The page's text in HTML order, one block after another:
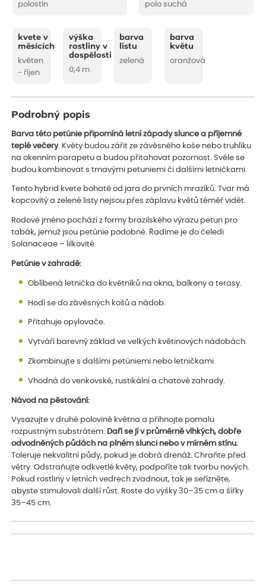
polostín polo suchá
kvete v
měsících
květen
- říjen
výška
rostliny v
dospělosti
0,4 m
barva
listu
zelená
barva
květu
oranžová
Podrobný popis
Barva této petúnie připomíná letní západy slunce a příjemné
teplé večery. Květy budou zářit ze závěsného koše nebo truhlíku
na okenním parapetu a budou přitahovat pozornost. Svěle se
budou kombinovat s tmavými petuniemi či dalšími letničkami.
Tento hybrid kvete bohatě od jara do prvních mrazíků. Tvar má
kopcovitý a zelené listy nejsou přes záplavu květů téměř vidět.
Rodové jméno pochází z formy brazilského výrazu petun pro
tabák, jemuž jsou petúnie podobné. Řadíme je do čeledi
Solanaceae – lilkovité.
Petúnie v zahradě:
Oblíbená letnička do květníků na okna, balkony a terasy.
Hodí se do závěsných košů a nádob.
Přitahuje opylovače.
Vytváří barevný základ ve velkých květinových nádobách.
Zkombinujte s dalšími petúniemi nebo letničkami.
Vhodná do venkovské, rustikální a chatové zahrady.
Návod na pěstování:
Vysazujte v druhé polovině května a přihnojte pomalu
rozpustným substrátem. Daří se jí v průměrně vlhkých, dobře
odvodněných půdách na plném slunci nebo v mírném stínu.
Toleruje nekvalitní půdy, pokud je dobrá drenáž. Chraňte před
větry. Odstraňujte odkvetlé květy, podpoříte tak tvorbu nových.
Pokud rostliny v letních vedrech zvadnout, tak je seřízněte,
abyste stimulovali další růst. Roste do výšky 30–35 cm a šířky
35–45 cm.